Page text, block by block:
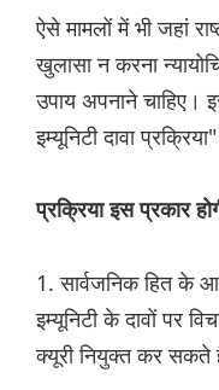
ऐसे मामलों में भी जहां
खुलासा न करना
उपाय अपनाने
इम्यूनिटी दावा
प्रक्रिया इस प्रकार
1. सार्वजनिक हित के
इम्यूनिटी के दावों पर
क्यूरी नियुक्त कर सकते